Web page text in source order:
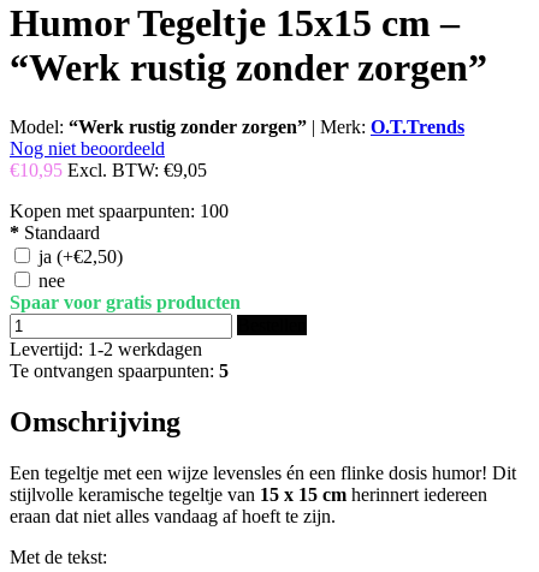
Humor Tegeltje 15x15 cm –
“Werk rustig zonder zorgen”
Model: “Werk rustig zonder zorgen” | Merk: O.T.Trends
Nog niet beoordeeld
€10,95 Excl. BTW: €9,05
Kopen met spaarpunten: 100
* Standaard
ja (+€2,50)
nee
Spaar voor gratis producten
Levertijd: 1-2 werkdagen
Te ontvangen spaarpunten: 5
Omschrijving
Een tegeltje met een wijze levensles én een flinke dosis humor! Dit
stijlvolle keramische tegeltje van 15 x 15 cm herinnert iedereen
eraan dat niet alles vandaag af hoeft te zijn.
Met de tekst: